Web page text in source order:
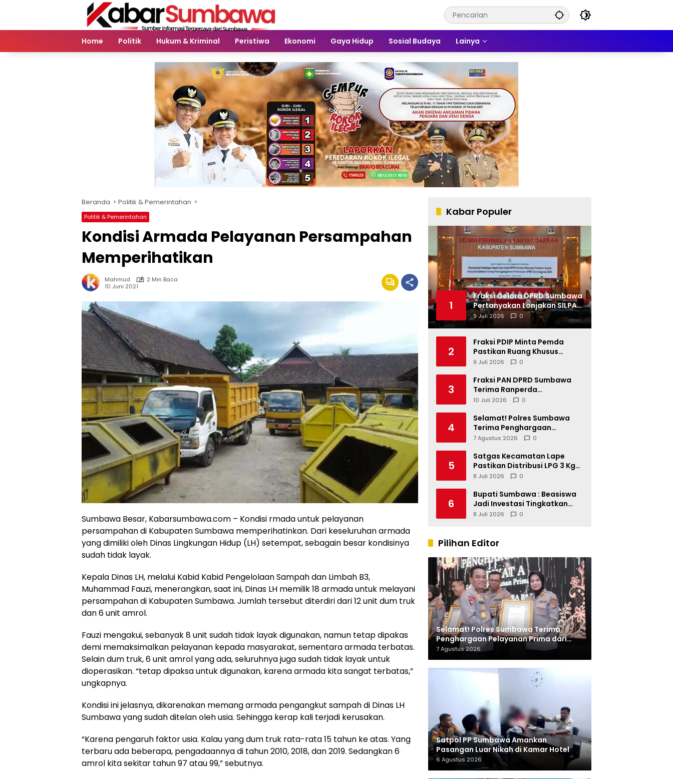
Home
Politik Hukum & Kriminal Peristiwa Ekonomi Gaya Hidup Sosial Budaya Lainya
Beranda Politik & Pemerintahan
Politik & Pemerintahan
Kondisi Armada Pelayanan Persampahan
Memperihatikan
Mahmud
2 Min Baca
10 Juni 2021
Sumbawa Besar, Kabarsumbawa.com – Kondisi rmada untuk pelayanan
persampahan di Kabupaten Sumbawa memperihatinkan. Dari keseluruhan armada
yang dimiliki oleh Dinas Lingkungan Hidup (LH) setempat, sebagain besar kondisinya
sudah tidak layak.
Kepala Dinas LH, melalui Kabid Kabid Pengelolaan Sampah dan Limbah B3,
Muhammad Fauzi, menerangkan, saat ini, Dinas LH memilik 18 armada untuk melayani
persampahan di Kabupaten Sumbawa. Jumlah tersebut diterdiri dari 12 unit dum truk
dan 6 unit amrol.
Fauzi mengakui, sebanyak 8 unit sudah tidak layak digunakan, namun tetap dipakas
demi memaksimalkan pelayanan kepada masyarakat, sementara armada terbatas.
Selain dum truk, 6 unit amrol yang ada, seluruhnya juga sudah tidak layak untuk
dioperasikan. “tetap dipaksa untuk digunakan, karena armada kita sangat terbatas,”
ungkapnya.
Kondisi ini jelasnya, dikarenakan memang armada pengangkut sampah di Dinas LH
Sumbawa yang sudah ditelan oleh usia. Sehingga kerap kali terjadi kerusakan.
“Karena pengaruh faktor usia. Kalau yang dum truk rata-rata 15 tahun ke atas. Yang
terbaru ada beberapa, pengadaannya di tahun 2010, 2018, dan 2019. Sedangkan 6
amrol kita sekitar tahun 97 atau 99,” sebutnya.
Kabar Populer
1
Fraksi Gelora DPRD Sumbawa
Pertanyakan Lonjakan SILPA
Tahun 2025
9 Juli 2026 0
2
Fraksi PDIP Minta Pemda
Pastikan Ruang Khusus
Produk UMKM Lokal di Ritel
9 Juli 2026 0
3
Fraksi PAN DPRD Sumbawa
Terima Ranperda
Pertanggungjawaban APBD
Miliar dan Kinerja OPD
10 Juli 2026 0
4
Selamat! Polres Sumbawa
Terima Penghargaan
Pelayanan Prima dari Kapolri
7 Agustus 2026 0
5
Satgas Kecamatan Lape
Pastikan Distribusi LPG 3 Kg
Tertib
8 Juli 2026 0
6
Bupati Sumbawa : Beasiswa
Jadi Investasi Tingkatkan
Kualitas SDM
8 Juli 2026 0
Pilihan Editor
Selamat! Polres Sumbawa Terima
Penghargaan Pelayanan Prima dari
Kapolri
7 Agustus 2026
Satpol PP Sumbawa Amankan
Pasangan Luar Nikah di Kamar Hotel
6 Agustus 2026